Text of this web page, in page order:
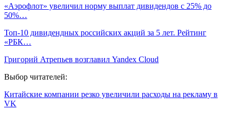
«Аэрофлот» увеличил норму выплат дивидендов с 25% до
50%…
Топ-10 дивидендных российских акций за 5 лет. Рейтинг
«РБК…
Григорий Атрепьев возглавил Yandex Cloud
Выбор читателей:
Китайские компании резко увеличили расходы на рекламу в
VK